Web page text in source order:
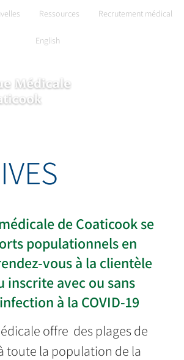
Ressources Recrutement médical
English
de Coaticook se
populationnels en
vous à la clientèle
inscrite avec ou sans
à la COVID-19
offre des plages de
toute la population de la